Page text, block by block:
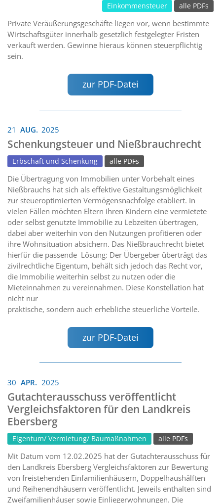
Einkommensteuer
alle PDFs
Private Veräußerungsgeschäfte liegen vor, wenn bestimmte
Wirtschaftsgüter innerhalb gesetzlich festgelegter Fristen
verkauft werden. Gewinne hieraus können steuerpflichtig
sein.
zur PDF-Datei
21 AUG. 2025
Schenkungsteuer und Nießbrauchrecht
Erbschaft und Schenkung alle PDFs
Die Übertragung von Immobilien unter Vorbehalt eines
Nießbrauchs hat sich als effektive Gestaltungsmöglichkeit
zur steueroptimierten Vermögensnachfolge etabliert. In
vielen Fällen möchten Eltern ihren Kindern eine vermietete
oder selbst genutzte Immobilie zu Lebzeiten übertragen,
dabei aber weiterhin von den Nutzungen profitieren oder
ihre Wohnsituation absichern. Das Nießbrauchrecht bietet
hierfür die passende Lösung: Der Übergeber überträgt das
zivilrechtliche Eigentum, behält sich jedoch das Recht vor,
die Immobilie weiterhin selbst zu nutzen oder die
Mieteinnahmen zu vereinnahmen. Diese Konstellation hat
nicht nur
praktische, sondern auch erhebliche steuerliche Vorteile.
zur PDF-Datei
30 APR. 2025
Gutachterausschuss veröffentlicht
Vergleichsfaktoren für den Landkreis
Ebersberg
Eigentum/ Vermietung/ Baumaßnahmen alle PDFs
Mit Datum vom 12.02.2025 hat der Gutachterausschuss für
den Landkreis Ebersberg Vergleichsfaktoren zur Bewertung
von freistehenden Einfamilienhäusern, Doppelhaushälften
und Reihenendhäusern veröffentlicht. Jeweils enthalten sind
Zweifamilienhäuser sowie Einliegerwohnungen. Die